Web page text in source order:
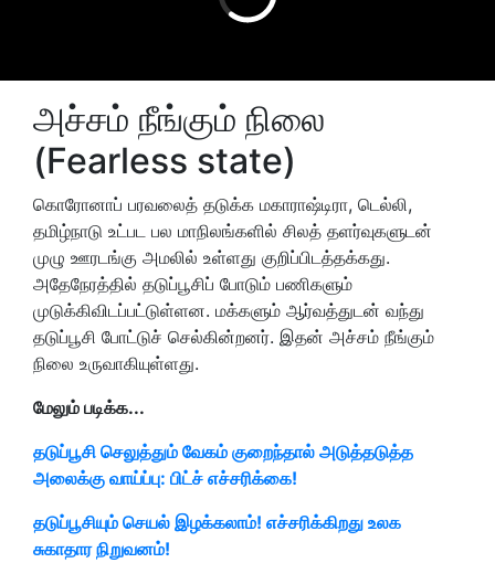
அச்சம் நீங்கும் நிலை
(Fearless state)
கொரோனாப் பரவலைத் தடுக்க மகாராஷ்டிரா, டெல்லி,
தமிழ்நாடு உட்பட பல மாநிலங்களில் சிலத் தளர்வுகளுடன்
முழு ஊரடங்கு அமலில் உள்ளது குறிப்பிடத்தக்கது.
அதேநேரத்தில் தடுப்பூசிப் போடும் பணிகளும்
முடுக்கிவிடப்பட்டுள்ளன. மக்களும் ஆர்வத்துடன் வந்து
தடுப்பூசி போட்டுச் செல்கின்றனர். இதன் அச்சம் நீங்கும்
நிலை உருவாகியுள்ளது.
மேலும் படிக்க...
தடுப்பூசி செலுத்தும் வேகம் குறைந்தால் அடுத்தடுத்த
அலைக்கு வாய்ப்பு: பிட்ச் எச்சரிக்கை!
தடுப்பூசியும் செயல் இழக்கலாம்! எச்சரிக்கிறது உலக
சுகாதார நிறுவனம்!